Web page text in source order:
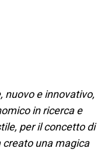
nuovo e innovativo,
in ricerca e
per il concetto di
creato una magica